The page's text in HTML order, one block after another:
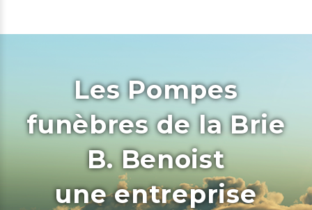
Les Pompes
funèbres de la Brie
B. Benoist
une entreprise